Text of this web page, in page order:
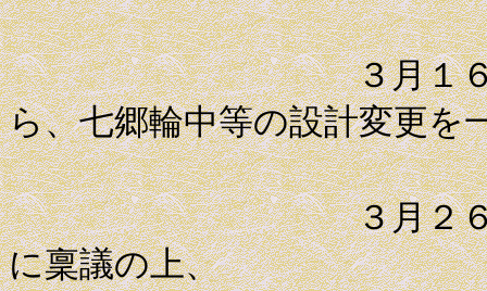
３月１６日 高
ら、七郷輪中等の設計変更を
３月２６日 一
に稟議の上、